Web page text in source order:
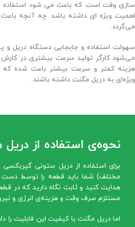
سازی وقت است. که باعث می شود استفاده
اهمیت ویژه ای داشته باشد. چه آنچه
می‌گردد.
سهولت استفاده و جابجایی دستگاه دریل
می‌شود کارگر تولید سرعت بیشتری در کارش
هزینه کمتر و سرعت بیشتر باعث شده که
ویژه‌ای به دریل مگنت داشته باشند.
نحوه‌ی استفاده از
برای استفاده از دریل ستونی گیربکسی
مختلف) شما باید قطعه را توسط دست
هدایت کنید و ثابت نگاه دارید که در
مستلزم صرف وقت و هزینه‌ی انرژی و
اما دریل مگنت با کیفیت این قابلیت